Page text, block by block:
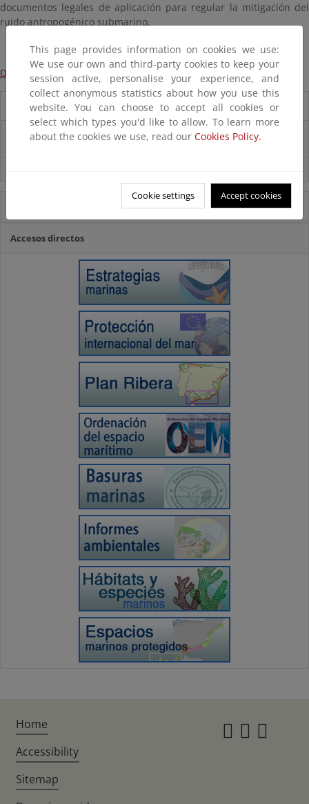
documentos legales de aplicación para regular la mitigación del
ruido antropogénico submarino.
Documento completo
Documentación
Documento Técnico sobre impactos y mitigación de la
Accesos directos
This page provides information on cookies we use:
We use our own and third-party cookies to keep your
session active, personalise your experience, and
collect anonymous statistics about how you use this
website. You can choose to accept all cookies or
select which types you'd like to allow. To learn more
about the cookies we use, read our Cookies Policy.
Cookie settings Accept cookies
Home
Accessibility
Sitemap